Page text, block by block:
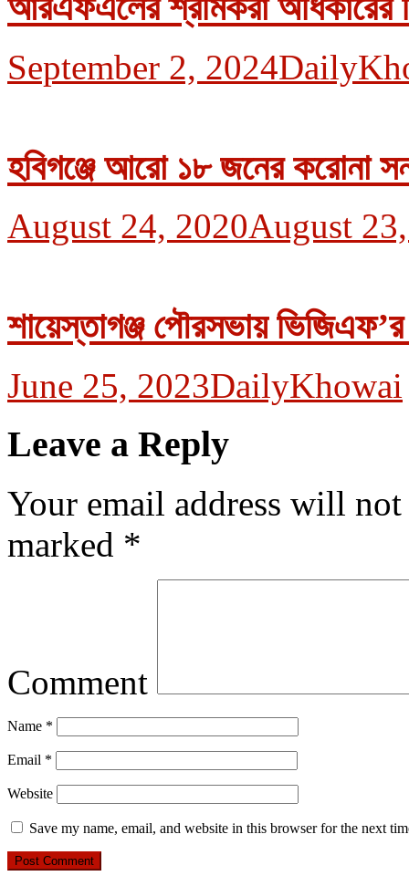
September 2, 2024
হবিগঞ্জে আরো ১৮ জনের করোনা
August 24, 2020August
শায়েস্তাগঞ্জ পৌরসভায়
June 25, 2023DailyKhowai
Leave a Reply
Your email address will
marked *
Comment
Name *
Email *
Website
Save my name, email, and website in this browser for the next